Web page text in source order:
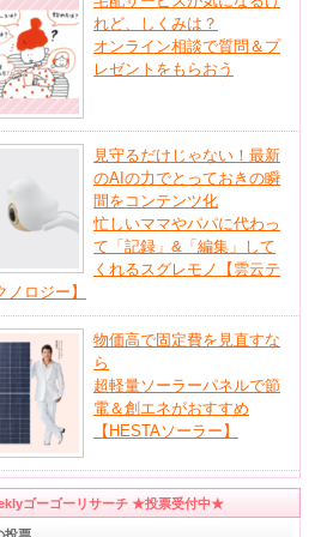
れど、しくみは？
オンライン相談で質問＆プ
レゼントをもらおう
見守るだけじゃない！最新
のAIの力でとっておきの瞬
間をコンテンツ化
忙しいママやパパに代わっ
て「記録」&「編集」して
くれるスグレモノ【雲云テ
ノロジー】
物価高で固定費を見直すな
ら
超軽量ソーラーパネルで節
電＆創エネがおすすめ
【HESTAソーラー】
ゴーゴーリサーチ ★投票受付中★